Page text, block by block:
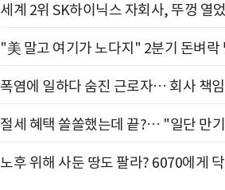
세계 2위 SK하이닉스 자회사, 뚜껑 열
"美 말고 여기가 노다지" 2분기 돈벼락
폭염에 일하다 숨진 근로자… 회사 책
절세 혜택 쏠쏠했는데 끝?… "일단 만
노후 위해 사둔 땅도 팔라? 6070에게